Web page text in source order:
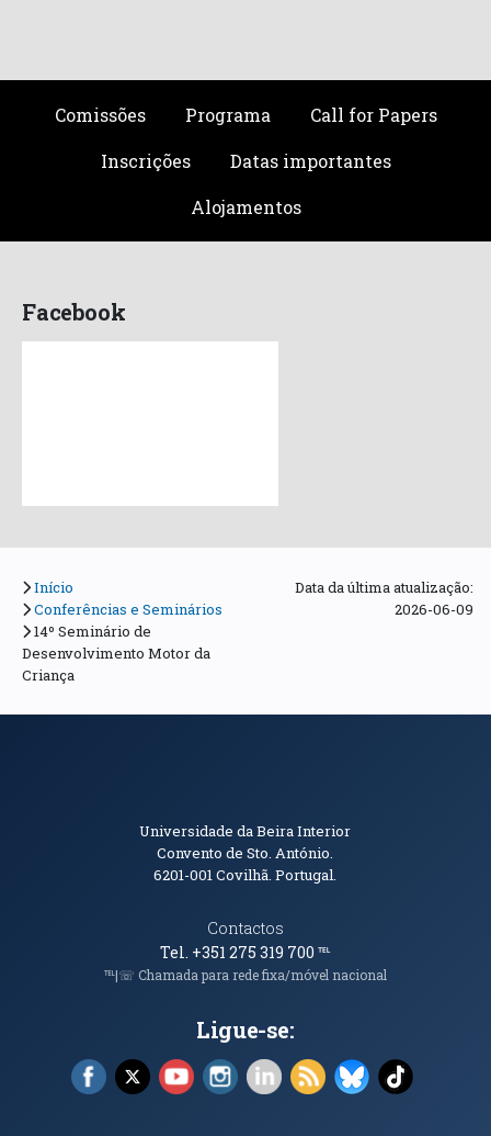
Comissões Programa
Call for Papers
Inscrições
Datas importantes
Alojamentos
Facebook
Início
Conferências e Seminários
14º Seminário de
Desenvolvimento Motor da
Criança
Data da última atualização:
2026-06-09
Informações de Contacto
Universidade da Beira Interior
Convento de Sto. António.
6201-001Covilhã. Portugal.
Contactos
Tel. +351 275 319 700℡
℡|☏ Chamada para rede fixa/móvel nacional
Ligue-se:
Facebook (abre em nova janela)
X (abre em nova janela)
YouTube (abre em nova janela)
Instagram (abre em nova janela)
LinkedIn (abre em nova
RSS (abre em nova
Bluesky (abre
TikTok